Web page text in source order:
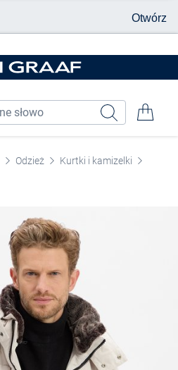
Odzież
Kurtki i kamizelki
Otwórz